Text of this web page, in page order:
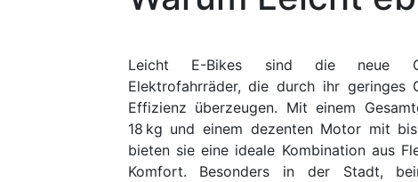
Leicht E-Bikes sind die neue
Elektrofahrräder, die durch ihr geringes
Effizienz überzeugen. Mit einem
18 kg und einem dezenten Motor mit
bieten sie eine ideale Kombination aus
Komfort. Besonders in der Stadt,